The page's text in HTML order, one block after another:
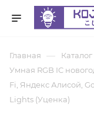
Главная — Каталог
Умная RGB IC
Fi, Яндекс Алисой,
Lights (Уценка)